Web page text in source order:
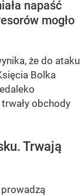
napaść
mogło
że do ataku
Bolka
obchody
Trwają